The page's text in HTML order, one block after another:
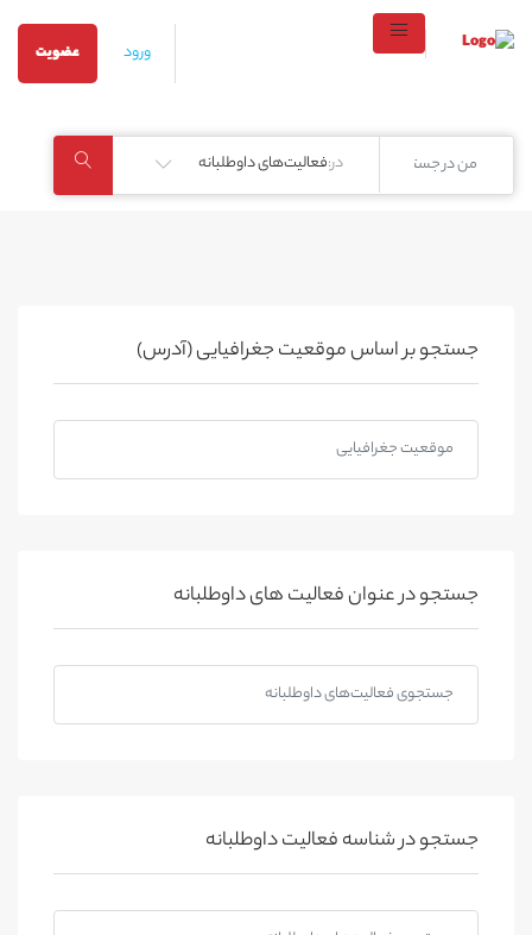
ورود عضویت
در:فعالیت‌های داوطلبانه
جستجو بر اساس موقعیت جغرافیایی (آدرس)
جستجو در عنوان فعالیت های داوطلبانه
جستجو در شناسه فعالیت داوطلبانه